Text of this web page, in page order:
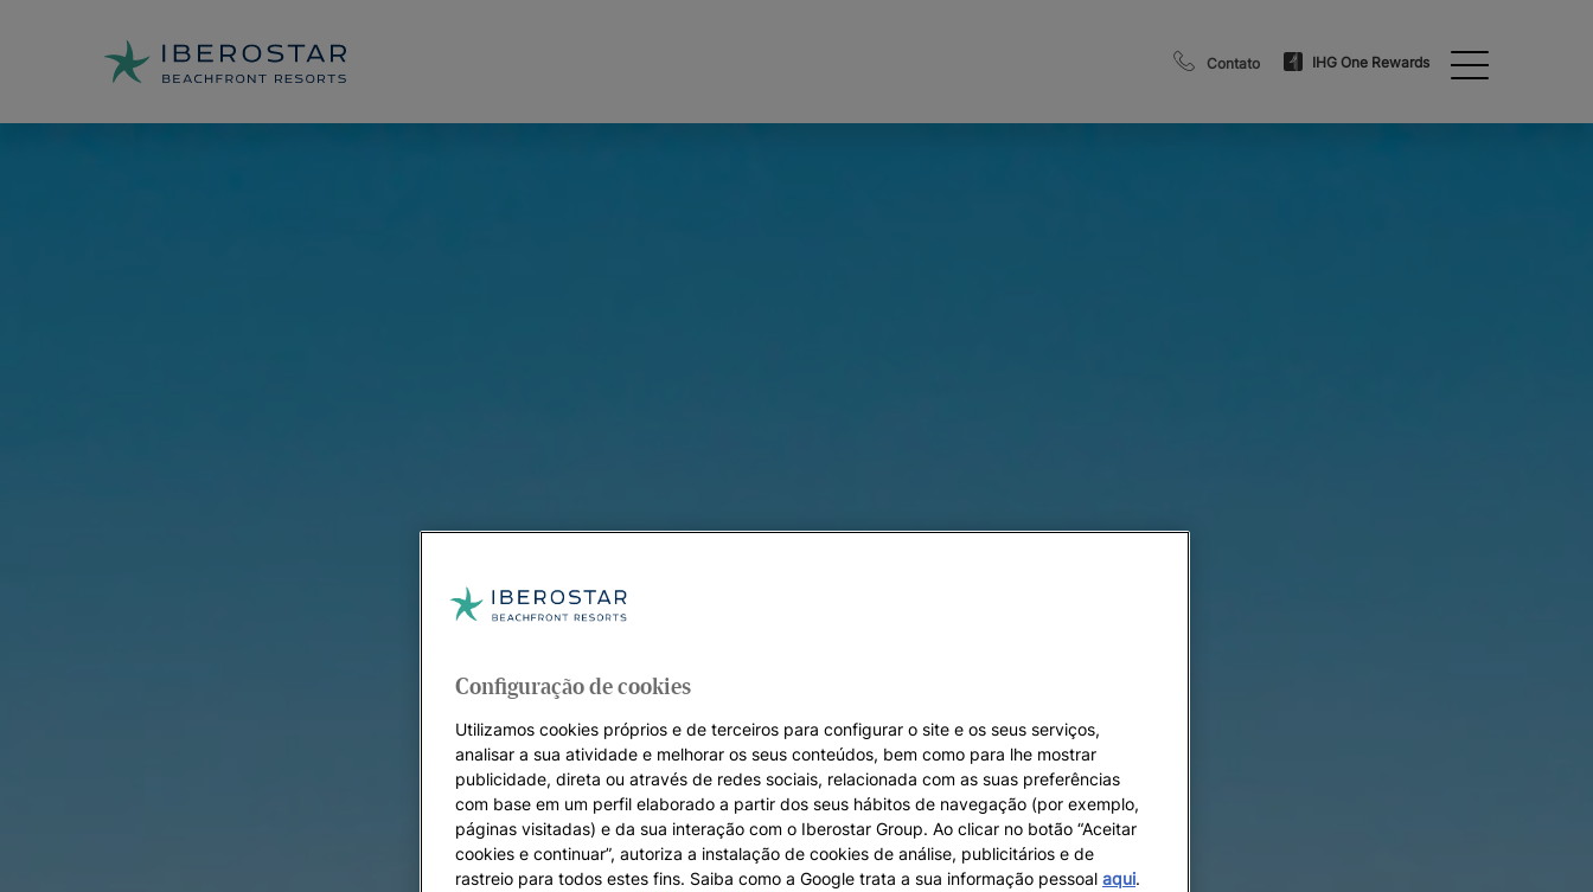
Contato IHG One Rewards
Configuração de cookies
Utilizamos cookies próprios e de terceiros para configurar o site e os seus serviços,
analisar a sua atividade e melhorar os seus conteúdos, bem como para lhe mostrar
publicidade, direta ou através de redes sociais, relacionada com as suas preferências
com base em um perfil elaborado a partir dos seus hábitos de navegação (por exemplo,
páginas visitadas) e da sua interação com o Iberostar Group. Ao clicar no botão “Aceitar
cookies e continuar”, autoriza a instalação de cookies de análise, publicitários e de
rastreio para todos estes fins. Saiba como a Google trata a sua informação pessoal aqui.